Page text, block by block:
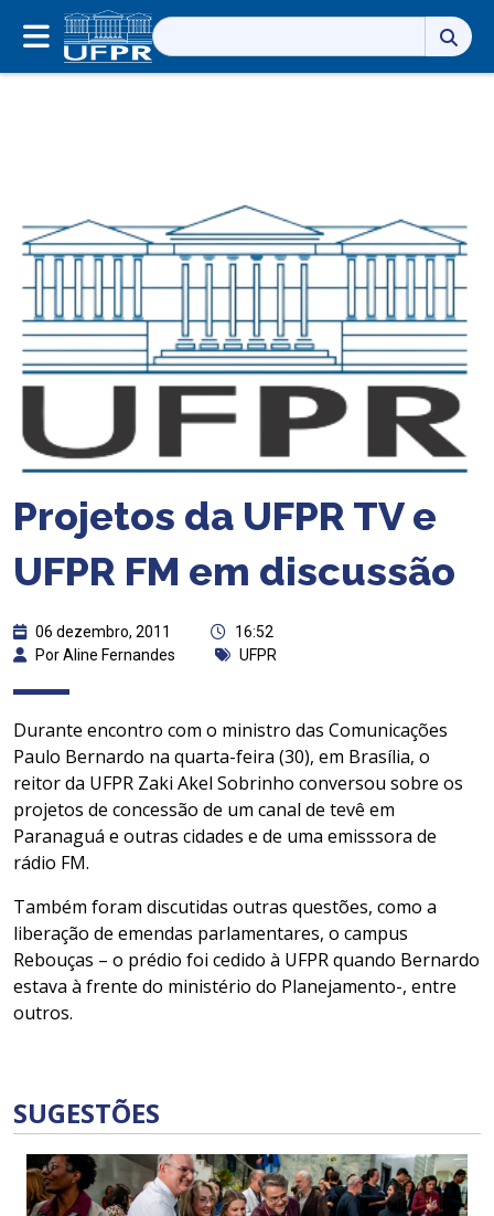
Pesquisar
por:
Projetos da UFPR TV e
UFPR FM em discussão
06 dezembro, 2011
16:52
Por Aline Fernandes
UFPR
Durante encontro com o ministro das Comunicações
Paulo Bernardo na quarta-feira (30), em Brasília, o
reitor da UFPR Zaki Akel Sobrinho conversou sobre os
projetos de concessão de um canal de tevê em
Paranaguá e outras cidades e de uma emisssora de
rádio FM.
Também foram discutidas outras questões, como a
liberação de emendas parlamentares, o campus
Rebouças – o prédio foi cedido à UFPR quando Bernardo
estava à frente do ministério do Planejamento-, entre
outros.
SUGESTÕES